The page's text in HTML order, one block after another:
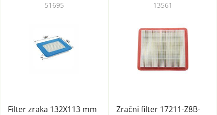
Filter zraka 132X113 mm
51695
Zračni filter 17211-Z8B-
13561